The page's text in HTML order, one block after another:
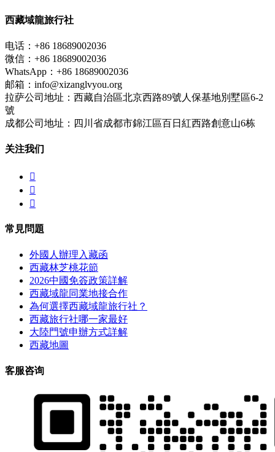
西藏域龍旅行社
电话：+86 18689002036
微信：+86 18689002036
WhatsApp：+86 18689002036
邮箱：info@xizanglvyou.org
拉萨公司地址：西藏自治區北京西路89號人保基地別墅區6-2
號
成都公司地址：四川省成都市錦江區百日紅西路創意山6栋
关注我们



常見問題
外國人辦理入藏函
西藏林芝桃花節
2026中國免簽政策詳解
西藏域龍同業地接合作
為何選擇西藏域龍旅行社？
西藏旅行社哪一家最好
大陸門號申辦方式詳解
西藏地圖
客服咨询